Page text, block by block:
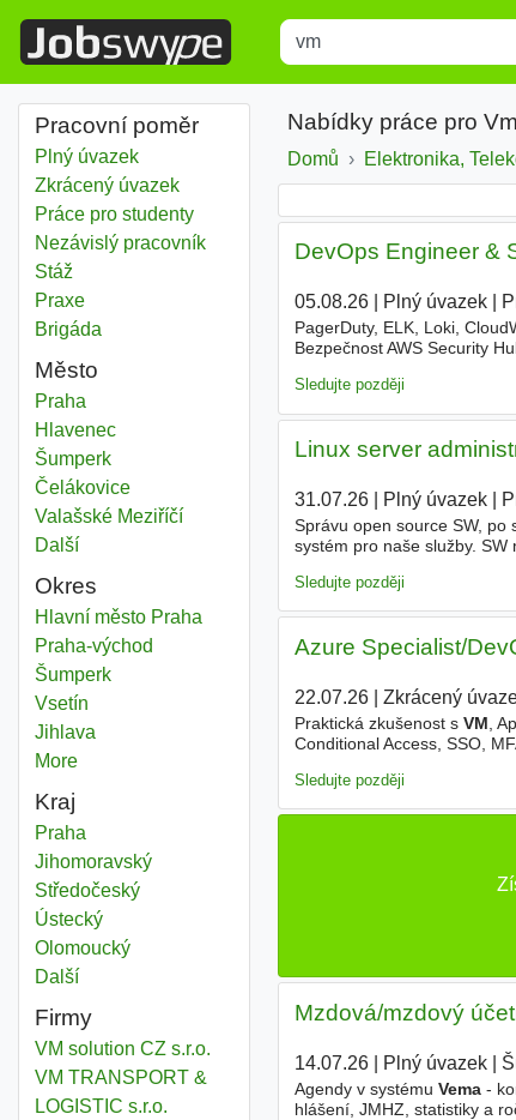
Title
Pracovní poměr
Plný úvazek
Zkrácený úvazek
Práce pro studenty
Nezávislý pracovník
Stáž
Praxe
Brigáda
Město
Vm
Praha
Vm
Hlavenec
Vm
Šumperk
Vm
Čelákovice
Vm
Valašské Meziříčí
Dalšíměsta
Okres
Vm
Hlavní město Praha
Vm
Praha-východ
Vm
ŠumperkOkres
Vm
Vsetín
Vm
Jihlava
Moredistricts
Kraj
Vm
Praha
Vm
JihomoravskýKraj
Vm
StředočeskýKraj
Vm
ÚsteckýKraj
Vm
OlomouckýKraj
Dalšíkraj
Firmy
VM solution CZ s.r.o.
VM TRANSPORT &
LOGISTIC s.r.o.
Nabídky práce pro
Domů Elektronika,
DevOps Engineer &
05.08.26| Plný úvazek|
PagerDuty, ELK, Loki,
Bezpečnost AWS Security
Sledujte později
Linux server
31.07.26| Plný úvazek|
Správu open source SW,
systém pro naše služby.
Sledujte později
Azure Specialist/
22.07.26| Zkrácený
Praktická zkušenost s VM ,
Conditional Access, SSO,
Sledujte později
Mzdová/mzdový
14.07.26| Plný úvazek|
Agendy v systému Vema-
hlášení, JMHZ, statistiky a